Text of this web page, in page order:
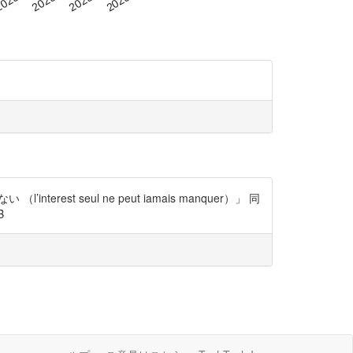
い （l’interest seul ne peut iamais manquer）」 同